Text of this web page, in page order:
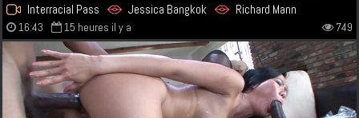
Interracial Pass Jessica Bangkok Richard Mann
16:43 15 heures il y a 749